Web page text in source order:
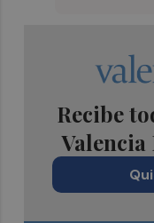
Recibe